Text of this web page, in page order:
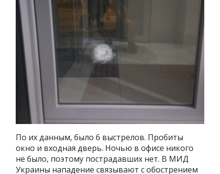
По их данным, было 6 выстрелов. Пробиты
окно и входная дверь. Ночью в офисе никого
не было, поэтому пострадавших нет. В МИД
Украины нападение связывают с обострением